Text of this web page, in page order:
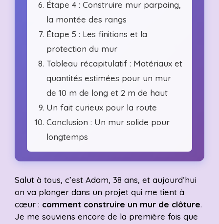
Étape 4 : Construire mur parpaing,
la montée des rangs
Étape 5 : Les finitions et la
protection du mur
Tableau récapitulatif : Matériaux et
quantités estimées pour un mur
de 10 m de long et 2 m de haut
Un fait curieux pour la route
Conclusion : Un mur solide pour
longtemps
Salut à tous, c’est Adam, 38 ans, et aujourd’hui
on va plonger dans un projet qui me tient à
cœur : comment construire un mur de clôture.
Je me souviens encore de la première fois que